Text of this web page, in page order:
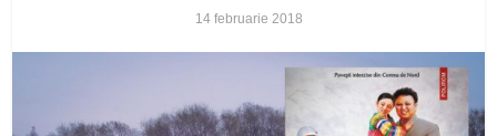
14 februarie 2018